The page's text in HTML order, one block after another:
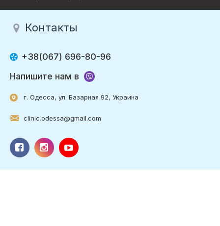
Контакты
+38(067) 696-80-96
Напишите нам в
г. Одесса, ул. Базарная 92, Украина
clinic.odessa@gmail.com